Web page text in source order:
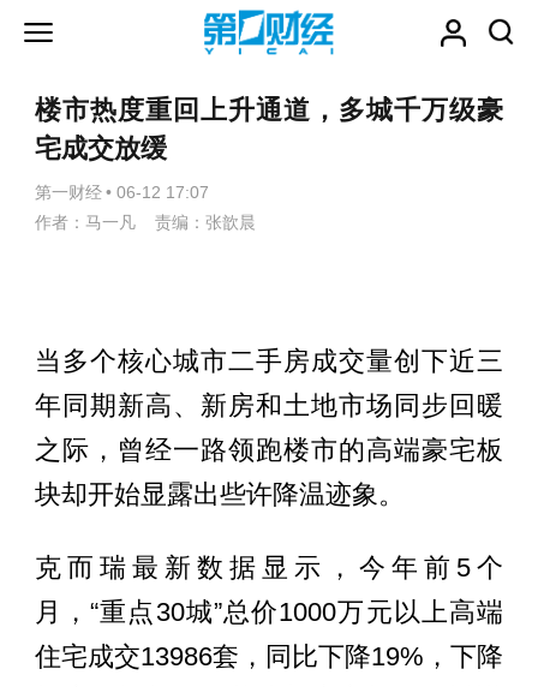
楼市热度重回上升通道，多城千万级豪
宅成交放缓
第一财经 • 06-12 17:07
作者：马一凡 责编：张歆晨
当多个核心城市二手房成交量创下近三
年同期新高、新房和土地市场同步回暖
之际，曾经一路领跑楼市的高端豪宅板
块却开始显露出些许降温迹象。
克而瑞最新数据显示，今年前5个
月，“重点30城”总价1000万元以上高端
住宅成交13986套，同比下降19%，下降